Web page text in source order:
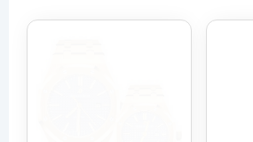
انواع